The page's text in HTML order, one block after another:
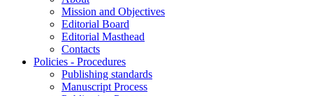
Mission and Objectives
Editorial Board
Editorial Masthead
Contacts
Policies - Procedures
Publishing standards
Manuscript Process